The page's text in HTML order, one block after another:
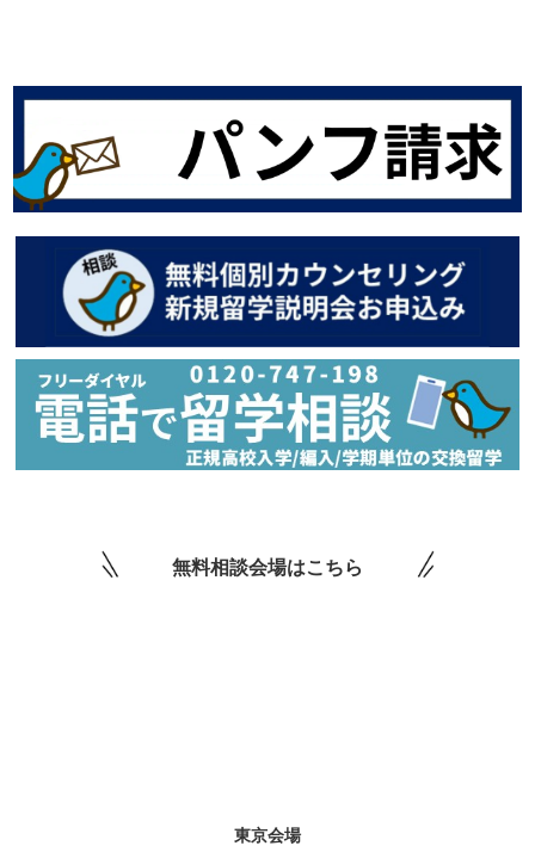
無料相談会場はこちら
東京会場